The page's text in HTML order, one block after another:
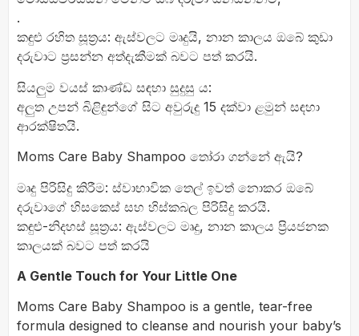
.
කඳුළු රහිත සූත්‍රය: ඇස්වලට මෘදුයි, නාන කාලය ඔබේ කුඩා
දරුවාට ප්‍රසන්න අත්දැකීමක් බවට පත් කරයි.
සියලුම වයස් කාණ්ඩ සඳහා සුදුසු ය:
අලුත උපන් බිළිඳුන්ගේ සිට අවුරුදු 15 දක්වා ළමුන් සඳහා
ආරක්ෂිතයි.
Moms Care Baby Shampoo තෝරා ගන්නේ ඇයි?
මෘදු පිරිසිදු කිරීම: ස්වාභාවික තෙල් ඉවත් නොකර ඔබේ
දරුවාගේ හිසකෙස් සහ හිස්කබල පිරිසිදු කරයි.
කඳුළු-නිදහස් සූත්‍රය: ඇස්වලට මෘදු, නාන කාලය ප්‍රියජනක
කාලයක් බවට පත් කරයි
A Gentle Touch for Your Little One
Moms Care Baby Shampoo is a gentle, tear-free
formula designed to cleanse and nourish your baby’s